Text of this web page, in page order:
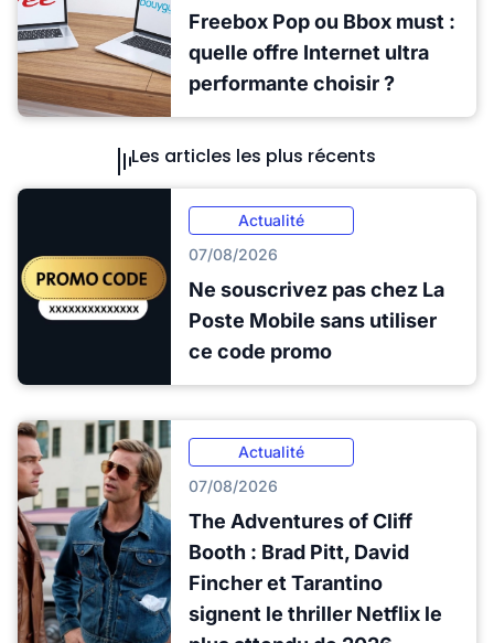
Freebox Pop ou Bbox must :
quelle offre Internet ultra
performante choisir ?
Les articles les plus récents
Actualité
07/08/2026
Ne souscrivez pas chez La
Poste Mobile sans utiliser
ce code promo
Actualité
07/08/2026
The Adventures of Cliff
Booth : Brad Pitt, David
Fincher et Tarantino
signent le thriller Netflix le